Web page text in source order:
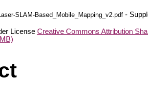
SLAM-Based_Mobile_Mapping_v2.pdf-
License Creative Commons Attribution